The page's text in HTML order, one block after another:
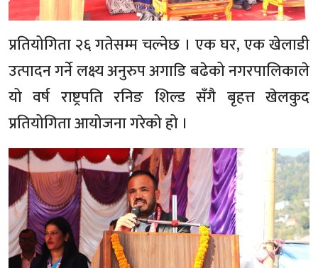
प्रतियोगिता २६ गतेसम्म चल्नेछ । एक घर, एक खेलाडी
उत्पादन गर्ने लक्ष्य अनुरुप अगाडि बढेको नगरपालिकाले
यो वर्ष राष्ट्रपति रनिङ शिल्ड सँगै बृहत्त खेलकुद
प्रतियोगिता आयोजना गरेको हो ।